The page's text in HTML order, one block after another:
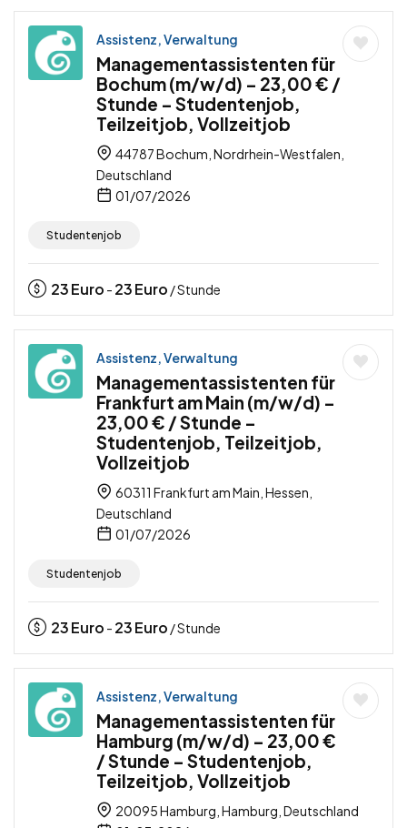
Assistenz, Verwaltung
Managementassistenten für
Bochum (m/w/d) – 23,00 € /
Stunde – Studentenjob,
Teilzeitjob, Vollzeitjob
44787 Bochum, Nordrhein-Westfalen,
Deutschland
01/07/2026
Studentenjob
23Euro - 23Euro / Stunde
Assistenz, Verwaltung
Managementassistenten für
Frankfurt am Main (m/w/d) –
23,00 € / Stunde –
Studentenjob, Teilzeitjob,
Vollzeitjob
60311 Frankfurt am Main, Hessen,
Deutschland
01/07/2026
Studentenjob
23Euro - 23Euro / Stunde
Assistenz, Verwaltung
Managementassistenten für
Hamburg (m/w/d) – 23,00 €
/ Stunde – Studentenjob,
Teilzeitjob, Vollzeitjob
20095 Hamburg, Hamburg, Deutschland